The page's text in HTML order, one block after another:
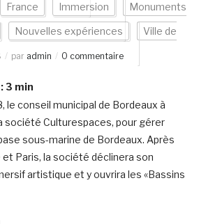
France Immersion Monuments
Nouvelles expériences Ville de
par admin 0 commentaire
3 min
le conseil municipal de Bordeaux à
société Culturespaces, pour gérer
sous-marine de Bordeaux. Après
Paris, la société déclinera son
artistique et y ouvrira les «Bassins